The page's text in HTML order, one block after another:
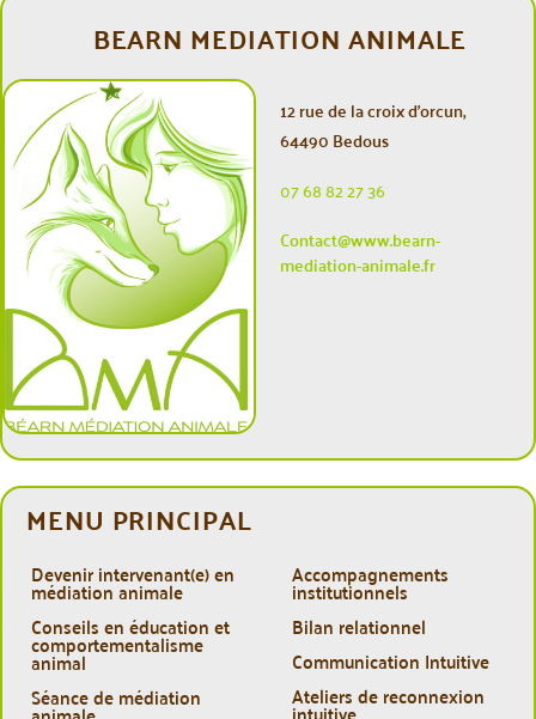
BEARN MEDIATION ANIMALE
12 rue de la croix d’orcun,
64490 Bedous
07 68 82 27 36
Contact@www.bearn-
mediation-animale.fr
MENU PRINCIPAL
Devenir intervenant(e) en
médiation animale
Conseils en éducation et
comportementalisme
animal
Séance de médiation
Accompagnements
institutionnels
Bilan relationnel
Communication Intuitive
Ateliers de reconnexion